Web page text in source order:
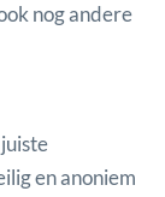
nog andere
en anoniem